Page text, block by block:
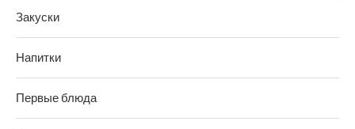
Закуски
Напитки
Первые блюда